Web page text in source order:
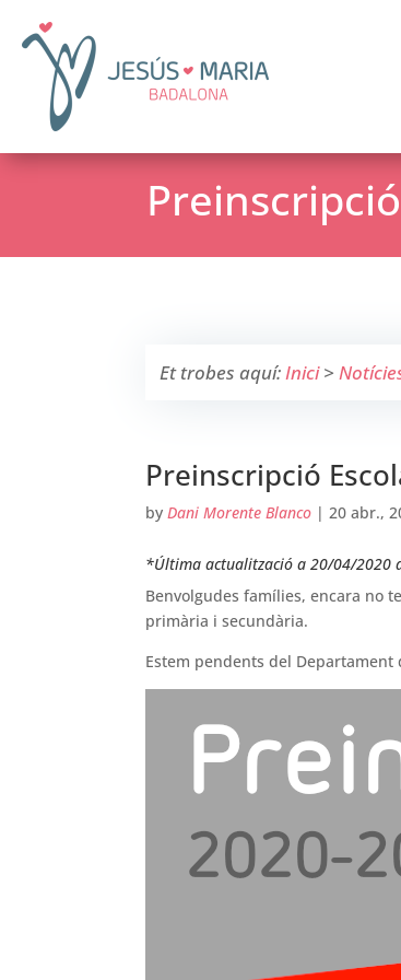
Et trobes aquí:Inici>
Preinscripció
by Dani Morente Blanco| 20 abr.,
*Última actualització a 20/04/2020
Benvolgudes famílies, encara no
primària i secundària.
Estem pendents del